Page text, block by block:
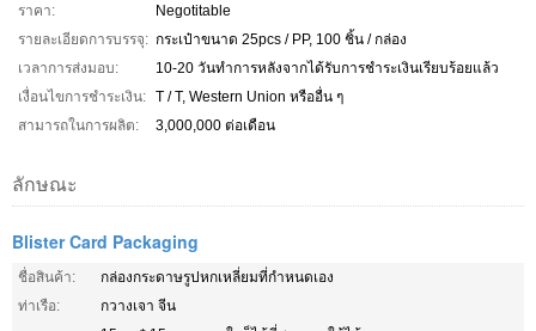
ราคา:
Negotitable
รายละเอียดการบรรจุ: กระเป๋าขนาด 25pcs / PP, 100 ชิ้น / กล่อง
เวลาการส่งมอบ:
10-20 วันทำการหลังจากได้รับการชำระเงินเรียบร้อยแล้ว
เงื่อนไขการชำระเงิน: T / T, Western Union หรืออื่น ๆ
สามารถในการผลิต:
3,000,000 ต่อเดือน
ลักษณะ
Blister Card Packaging
ชื่อสินค้า:
กล่องกระดาษรูปหกเหลี่ยมที่กำหนดเอง
ท่าเรือ:
กวางเจา จีน